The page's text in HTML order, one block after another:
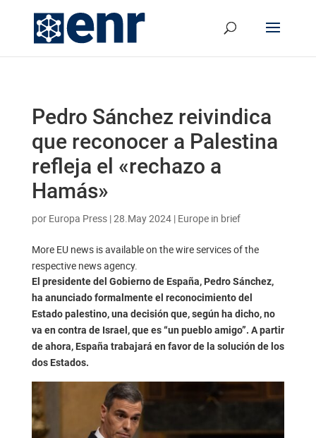
Pedro Sánchez reivindica
que reconocer a Palestina
refleja el «rechazo a
Hamás»
por Europa Press|28.May 2024| Europe in brief
More EU news is available on the wire services of the
respective news agency.
El presidente del Gobierno de España, Pedro Sánchez,
ha anunciado formalmente el reconocimiento del
Estado palestino, una decisión que, según ha dicho, no
va en contra de Israel, que es “un pueblo amigo”. A partir
de ahora, España trabajará en favor de la solución de los
dos Estados.